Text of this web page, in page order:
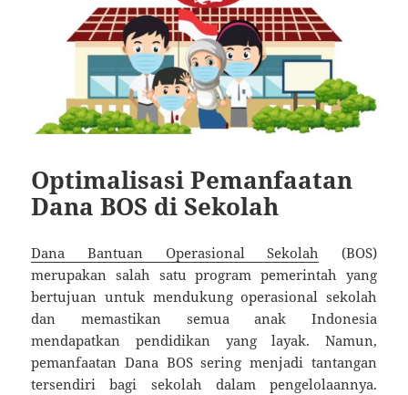
Optimalisasi Pemanfaatan
Dana BOS di Sekolah
Dana Bantuan Operasional Sekolah (BOS)
merupakan salah satu program pemerintah yang
bertujuan untuk mendukung operasional sekolah
dan memastikan semua anak Indonesia
mendapatkan pendidikan yang layak. Namun,
pemanfaatan Dana BOS sering menjadi tantangan
tersendiri bagi sekolah dalam pengelolaannya.